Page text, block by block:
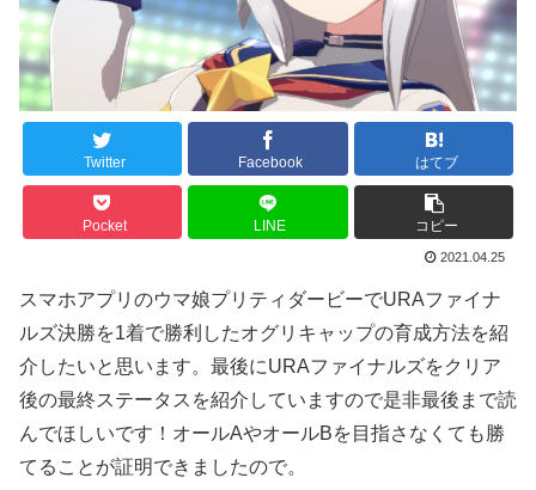
Twitter Facebook はてブ
Pocket LINE コピー
2021.04.25
スマホアプリのウマ娘プリティダービーでURAファイナ
ルズ決勝を1着で勝利したオグリキャップの育成方法を紹
介したいと思います。最後にURAファイナルズをクリア
後の最終ステータスを紹介していますので是非最後まで読
んでほしいです！オールAやオールBを目指さなくても勝
てることが証明できましたので。